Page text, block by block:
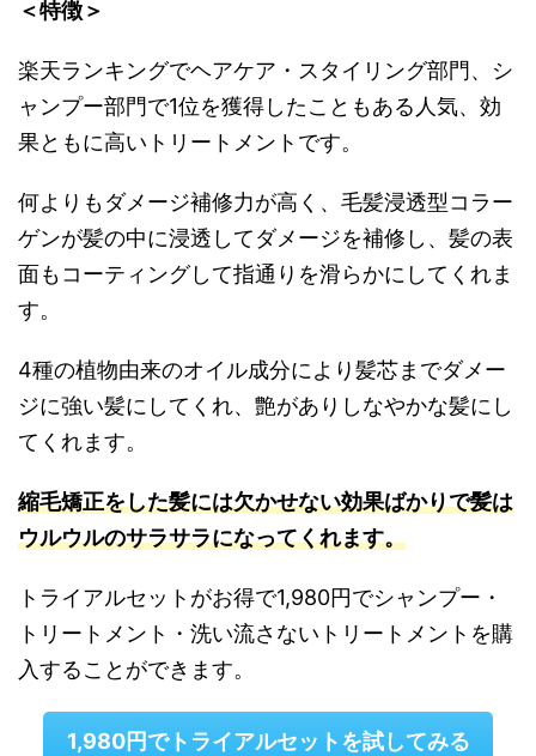
＜特徴＞
楽天ランキングでヘアケア・スタイリング部門、シ
ャンプー部門で1位を獲得したこともある人気、効
果ともに高いトリートメントです。
何よりもダメージ補修力が高く、毛髪浸透型コラー
ゲンが髪の中に浸透してダメージを補修し、髪の表
面もコーティングして指通りを滑らかにしてくれま
す。
4種の植物由来のオイル成分により髪芯までダメー
ジに強い髪にしてくれ、艶がありしなやかな髪にし
てくれます。
縮毛矯正をした髪には欠かせない効果ばかりで髪は
ウルウルのサラサラになってくれます。
トライアルセットがお得で1,980円でシャンプー・
トリートメント・洗い流さないトリートメントを購
入することができます。
1,980円でトライアルセットを試してみる